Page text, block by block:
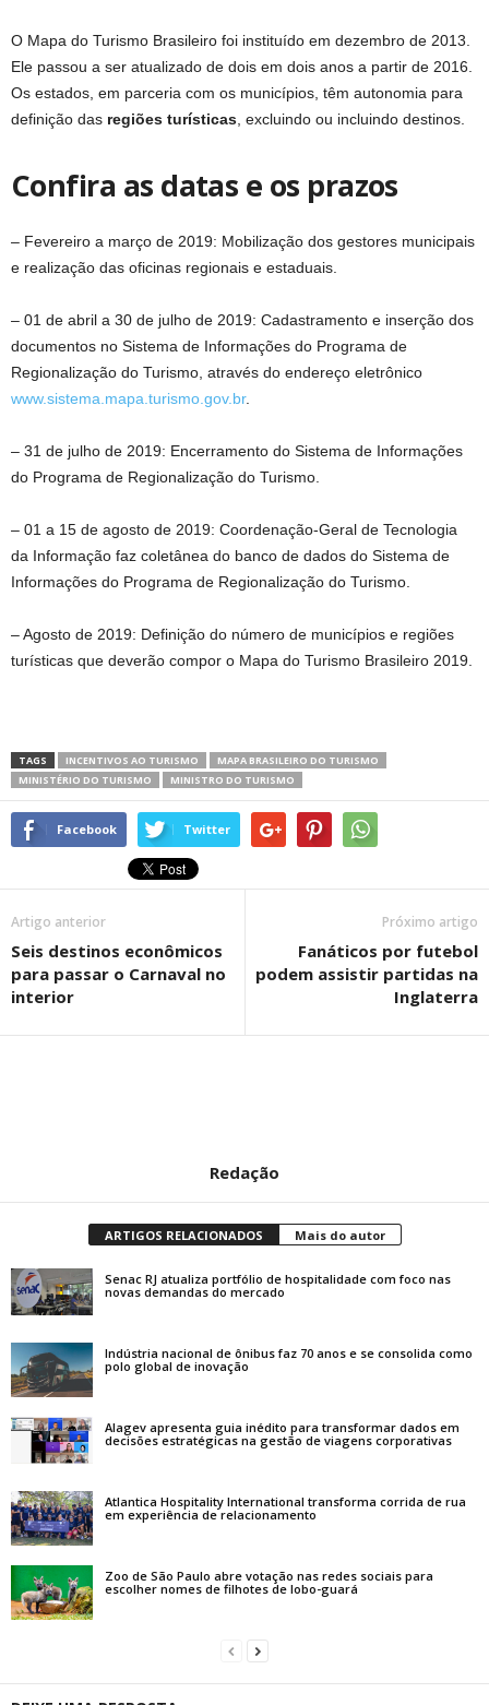
O Mapa do Turismo Brasileiro foi instituído em dezembro de 2013.
Ele passou a ser atualizado de dois em dois anos a partir de 2016.
Os estados, em parceria com os municípios, têm autonomia para
definição das regiões turísticas, excluindo ou incluindo destinos.
Confira as datas e os prazos
– Fevereiro a março de 2019: Mobilização dos gestores municipais
e realização das oficinas regionais e estaduais.
– 01 de abril a 30 de julho de 2019: Cadastramento e inserção dos
documentos no Sistema de Informações do Programa de
Regionalização do Turismo, através do endereço eletrônico
www.sistema.mapa.turismo.gov.br.
– 31 de julho de 2019: Encerramento do Sistema de Informações
do Programa de Regionalização do Turismo.
– 01 a 15 de agosto de 2019: Coordenação-Geral de Tecnologia
da Informação faz coletânea do banco de dados do Sistema de
Informações do Programa de Regionalização do Turismo.
– Agosto de 2019: Definição do número de municípios e regiões
turísticas que deverão compor o Mapa do Turismo Brasileiro 2019.
TAGS INCENTIVOS AO TURISMO
MAPA BRASILEIRO DO TURISMO
MINISTÉRIO DO TURISMO
MINISTRO DO TURISMO
Facebook Twitter
Artigo anterior
Seis destinos econômicos
para passar o Carnaval no
interior
Próximo artigo
Fanáticos por futebol
podem assistir partidas na
Inglaterra
Redação
ARTIGOS RELACIONADOS Mais do autor
Senac RJ atualiza portfólio de hospitalidade com foco nas
novas demandas do mercado
Indústria nacional de ônibus faz 70 anos e se consolida como
polo global de inovação
Alagev apresenta guia inédito para transformar dados em
decisões estratégicas na gestão de viagens corporativas
Atlantica Hospitality International transforma corrida de rua
em experiência de relacionamento
Zoo de São Paulo abre votação nas redes sociais para
escolher nomes de filhotes de lobo-guará